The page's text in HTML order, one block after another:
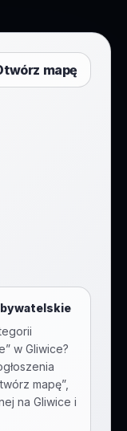
mapę
” w Gliwice?
mapę”,
na Gliwice i